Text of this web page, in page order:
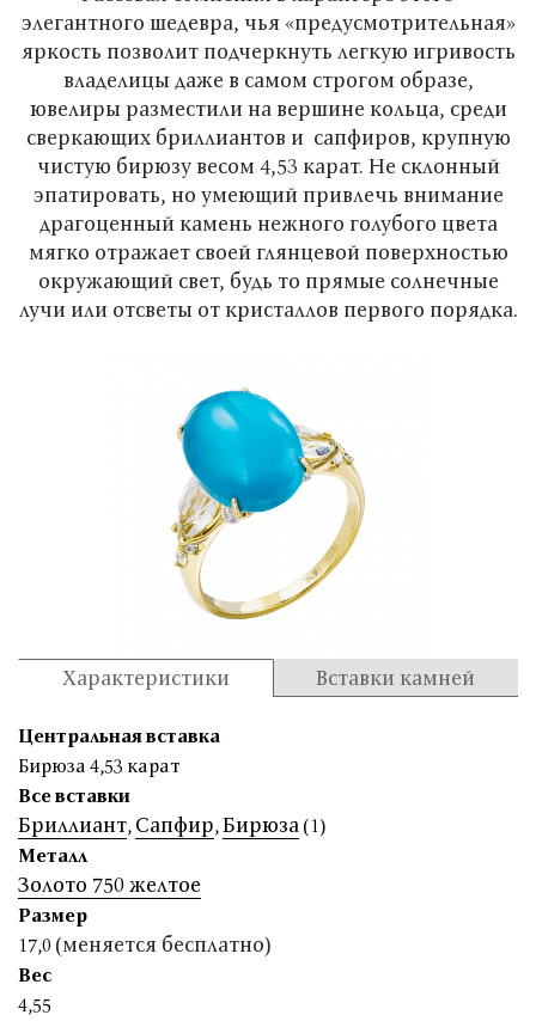
элегантного шедевра, чья «предусмотрительная»
яркость позволит подчеркнуть легкую игривость
владелицы даже в самом строгом образе,
ювелиры разместили на вершине кольца, среди
сверкающих бриллиантов и сапфиров, крупную
чистую бирюзу весом 4,53 карат. Не склонный
эпатировать, но умеющий привлечь внимание
драгоценный камень нежного голубого цвета
мягко отражает своей глянцевой поверхностью
окружающий свет, будь то прямые солнечные
лучи или отсветы от кристаллов первого порядка.
Характеристики Вставки камней
Центральная вставка
Бирюза 4,53 карат
Все вставки
Бриллиант, Сапфир,Бирюза (1)
Металл
Золото 750 желтое
Размер
17,0 (меняется бесплатно)
Вес
4,55